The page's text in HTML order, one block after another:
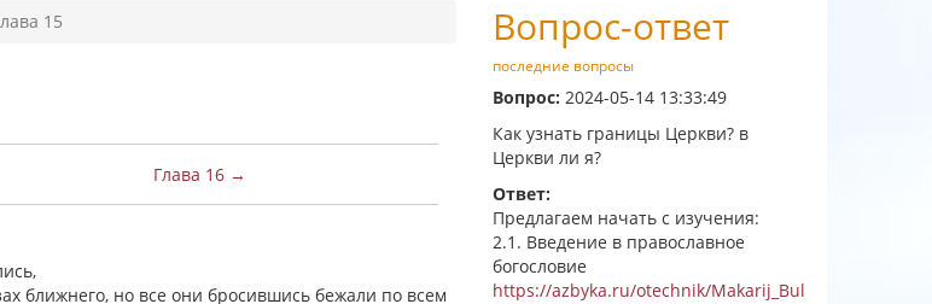
15
Глава 16 →
ближнего, но все они бросившись бежали по всем
Вопрос-ответ
последние вопросы
Вопрос: 2024-05-14 13:33:49
Как узнать границы Церкви? в
Церкви ли я?
Ответ:
Предлагаем начать с изучения:
2.1. Введение в православное
богословие
https://azbyka.ru/otechnik/Makarij_Bul